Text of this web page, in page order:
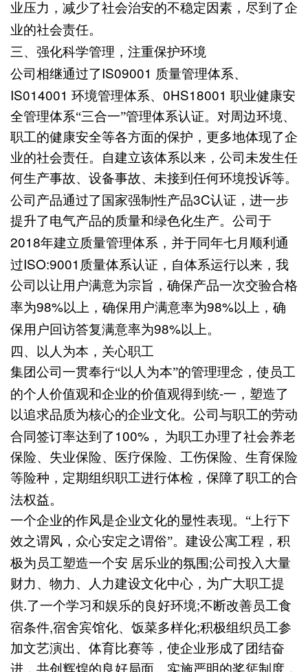
业压力，减少了社会治安的不稳定因素，尽到了企
业的社会责任。
三、
强化科学管理，注重保护环境
公司相继通过了IS09001 质量管理体系、
IS014001 环境管理体系、 0HS18001 职业健康安
全管理体系“三合一”管理体系认证。对周边环境、
职工的健康安全等各方面的保护，更多地体现了企
业的社会责任。自建立该体系以来，公司未发生任
何生产事故、设备事故、未接到任何环境投诉等。
公司产品通过了国家强制性产品3C认证，进一步
提升了电气产品的质量和绿色化生产。公司于
2018年建立质量管理体系，并于同年七月顺利通
过ISO:9001 质量体系认证，自体系运行以来，我
公司以让用户满意为宗旨，确保产品一次交验合格
率为98%以上，确保用户满意率为98%以上，确
保用户回访答复满意率为98%以上。
四、
以人为本，关心职工
集团公司一贯奉行“以人为本”的管理理念，使员工
的个人价值观和企业的价值观得到统-一，塑造了
以追求品质为核心的企业文化。公司与职工的劳动
合同签订率达到了 100% ，
为职工办理了社会养老
保险、失业保险、医疗保险、工伤保险、生育保险
等险种，定期组织职工进行体检，保障了职工的合
法权益。
一个企业的作风是企业文化的显性表现。“上行下
效之谓风，众心安定之谓俗”。建设公寓工程，积
极为员工塑造一个安 居乐业的氛围;公司投入大量
财力、物力、人力建设文化中心，为广大职工提
供.了一个学习和娱乐的良好环境;不断改善员工食
宿条件,宿舍宾馆化、饭菜多样化;积极组织员工参
加文艺演出、体育比赛等，使企业形成了团结奋
进，共创辉煌的良好局面。实施严明的奖惩制度，